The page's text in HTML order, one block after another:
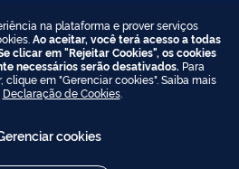
na plataforma e prover serviços
Ao aceitar, você terá acesso a todas
clicar em "Rejeitar Cookies", os cookies
necessários serão desativados. Para
clique em "Gerenciar cookies". Saiba mais
Declaração de Cookies.
cookies